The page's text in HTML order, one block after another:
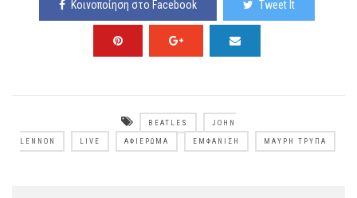
Κοινοποίηση στο Facebook Tweet It
BEATLES JOHN
LENNON LIVE ΑΦΙΈΡΩΜΑ ΕΜΦΆΝΙΣΗ ΜΑΎΡΗ ΤΡΎΠΑ